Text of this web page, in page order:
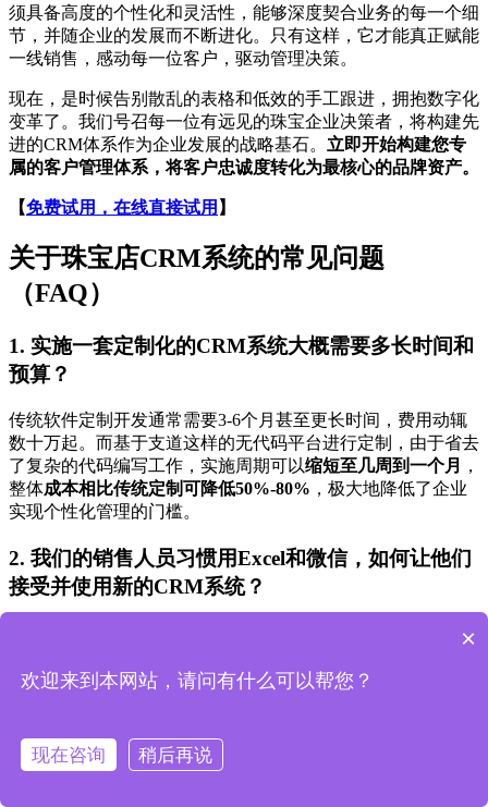
须具备高度的个性化和灵活性，能够深度契合业务的每一个细
节，并随企业的发展而不断进化。只有这样，它才能真正赋能
一线销售，感动每一位客户，驱动管理决策。
现在，是时候告别散乱的表格和低效的手工跟进，拥抱数字化
变革了。我们号召每一位有远见的珠宝企业决策者，将构建先
进的CRM体系作为企业发展的战略基石。 立即开始构建您专
属的客户管理体系，将客户忠诚度转化为最核心的品牌资产。
【免费试用，在线直接试用 】
关于珠宝店CRM系统的常见问题
（FAQ）
1. 实施一套定制化的CRM系统大概需要多长时间和
预算？
传统软件定制开发通常需要3-6个月甚至更长时间，费用动辄
数十万起。而基于支道这样的无代码平台进行定制，由于省去
了复杂的代码编写工作，实施周期可以缩短至几周到一个月
，
整体成本相比传统定制可降低50%-80% ，极大地降低了企业
实现个性化管理的门槛。
2. 我们的销售人员习惯用Excel和微信，如何让他们
接受并使用新的CRM系统？
参与设计，系统功能和流程完全贴合他们现有的工作习惯，学
3. CRM系统如何保障我们高价值客户的数据安全和
×
欢迎来到本网站，请问有什么可以帮您？
现在咨询 稍后再说